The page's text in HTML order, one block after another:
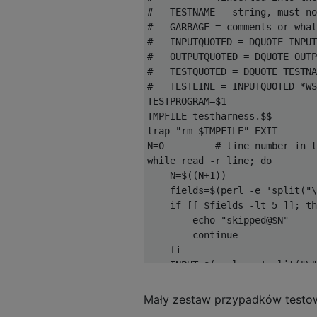
second      - pointer to
secondSize  - size of 2nd
secondNegative  - is 2nd
carry       - carry from
Returns:
    sum[]       - sum
addNUMBERs()    - carry to
- Don't use
*/
#define popDigit(p,s) ((s)--
#define
#define pushSum(c) (*(--
#define openSum()
#define closeSum() ;
char    sum[MAXVALIDINPUT];
char *second, int
#   TESTNAME = string, must
#   GARBAGE = comments or
#   INPUTQUOTED = DQUOTE INPUT
#   OUTPUTQUOTED = DQUOTE
#   TESTQUOTED = DQUOTE
#   TESTLINE = INPUTQUOTED *WSP
TESTPROGRAM=$1
TMPFILE=testharness.$$
trap "rm $TMPFILE" EXIT
N=0         # line number in
while read -r line; do
    N=$((N+1))
fields=$(perl -e
if [[ $fields -lt 5 ]];
        echo "skipped@$N"
        continue
    fi
INPUT=$(perl -e
TESTNAME=$(perl -e
printf -- "$INPUT" |
Mały zestaw przypadków